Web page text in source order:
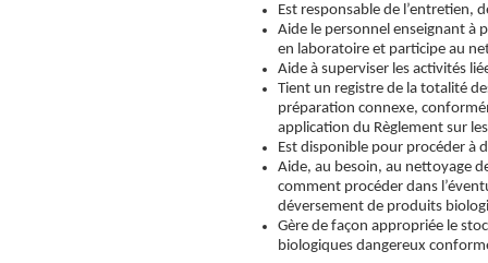
Est responsable de l’entretien,
Aide le personnel enseignant à
en laboratoire et participe au
Aide à superviser les activités
Tient un registre de la totalité
préparation connexe,
application du Règlement sur
Est disponible pour procéder à
Aide, au besoin, au nettoyage
comment procéder dans
déversement de produits
Gère de façon appropriée le
biologiques dangereux